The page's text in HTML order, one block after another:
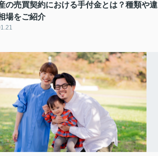
の売買契約における手付金とは？種類や違
場をご紹介